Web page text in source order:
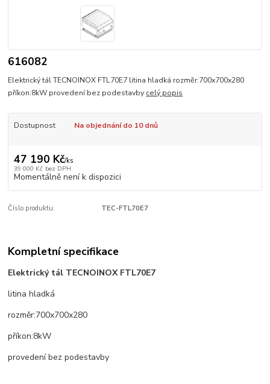
616082
Elektrický tál TECNOINOX FTL70E7 litina hladká rozměr:700x700x280
příkon:8kW provedení bez podestavby celý popis
Dostupnost Na objednání do 10 dnů
47 190 Kč/ks
39 000 Kč bez DPH
Momentálně není k dispozici
Číslo produktu: TEC-FTL70E7
Kompletní specifikace
Elektrický tál TECNOINOX FTL70E7
litina hladká
rozměr:700x700x280
příkon:8kW
provedení bez podestavby